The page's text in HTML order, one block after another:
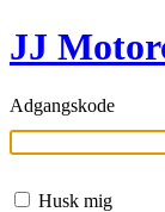
JJ
Adgangskode
Husk mig